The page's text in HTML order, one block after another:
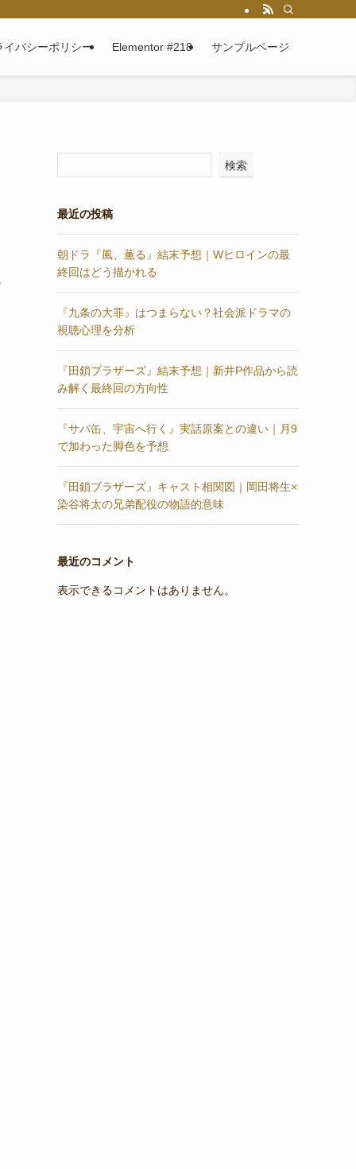
イバシーポリシー Elementor #218 サンプルページ
検索
最近の投稿
朝ドラ『風、薫る』結末予想｜Wヒロインの最
終回はどう描かれる
『九条の大罪』はつまらない？社会派ドラマの
視聴心理を分析
『田鎖ブラザーズ』結末予想｜新井P作品から読
み解く最終回の方向性
『サバ缶、宇宙へ行く』実話原案との違い｜月9
で加わった脚色を予想
『田鎖ブラザーズ』キャスト相関図｜岡田将生×
染谷将太の兄弟配役の物語的意味
最近のコメント
表示できるコメントはありません。